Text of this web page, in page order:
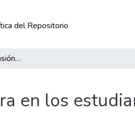
del Repositorio
Mejoramos la comprensión lectora en los estudiantes de Primaria de la IE No. 50147 de Huamanchacona
en los